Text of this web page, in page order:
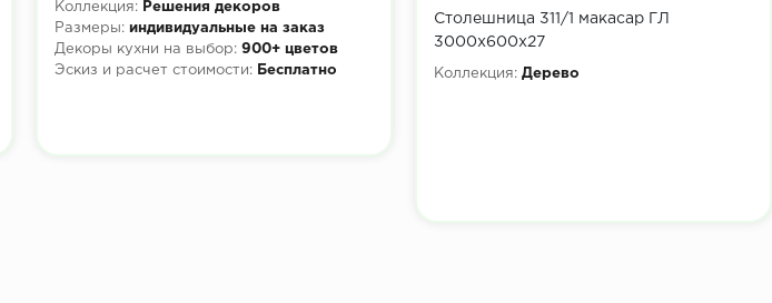
Коллекция:
Решения декоров
Размеры: индивидуальные на заказ
Декоры кухни на выбор: 900+ цветов
Эскиз и расчет стоимости:
Бесплатно
Столешница 311/1 макасар ГЛ
3000х600х27
Коллекция: Дерево